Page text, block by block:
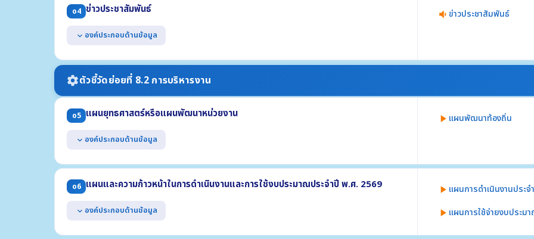
(4) ที่อยู่ไปรษณีย์อิเล็กทรอนิกส์ (5) แผนที่ตั้ง
แสดงช่องทางการสอบถามข้อมูลออนไลน์ของหน่วยงาน
o4 ข่าวประชาสัมพันธ์
expand_more องค์ประกอบด้านข้อมูล
แสดงข้อมูลข่าวสารต่างๆ ที่เกี่ยวข้องกับการดำเนินงานตามอำนาจหน้าที่หรือภารกิจของหน่วยงาน
เป็นข้อมูลข่าวสารที่เกิดขึ้นในปี พ.ศ. 2569
volume_down ข่าวประชาสัมพันธ์
settingsตัวชี้วัดย่อยที่ 8.2 การบริหารงาน
o5 แผนยุทธศาสตร์หรือแผนพัฒนาหน่วยงาน
expand_more องค์ประกอบด้านข้อมูล
แสดงแผนการดำเนินภารกิจของหน่วยงานที่มีระยะเวลามากกว่า 1 ปี อย่างน้อยประกอบด้วย
(1) ยุทธศาสตร์หรือแนวทาง (2) เป้าหมาย (3) ตัวชี้วัด
มีระยะเวลาบังคับใช้ครอบคลุมปี พ.ศ. 2569
play_arrow แผนพัฒนาท้องถิ่น
o6 แผนและความก้าวหน้าในการดำเนินงานและการใช้งบประมาณประจำปี พ.ศ. 2569
expand_more องค์ประกอบด้านข้อมูล
แสดงแผนการดำเนินงานตามภารกิจของหน่วยงาน ประจำปี พ.ศ. 2569 อย่างน้อยประกอบด้วย
play_arrow แผนการดำเนินงานประจ
play_arrow แผนการใช้จ่ายงบประม